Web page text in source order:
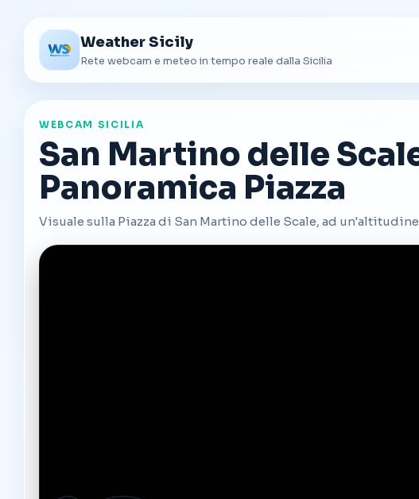
Weather Sicily
Rete webcam e meteo in tempo reale dalla Sicilia
WEBCAM SICILIA
San Martino delle
Panoramica Piazza
Visuale sulla Piazza di San Martino delle Scale, ad